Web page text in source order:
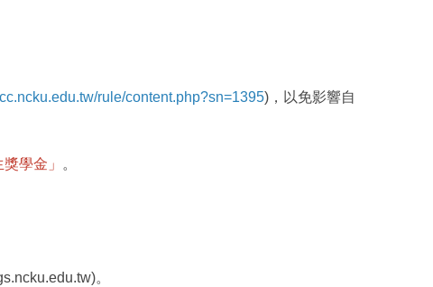
rule/content.php?sn=1395)，以免影響自
學金」 。
。